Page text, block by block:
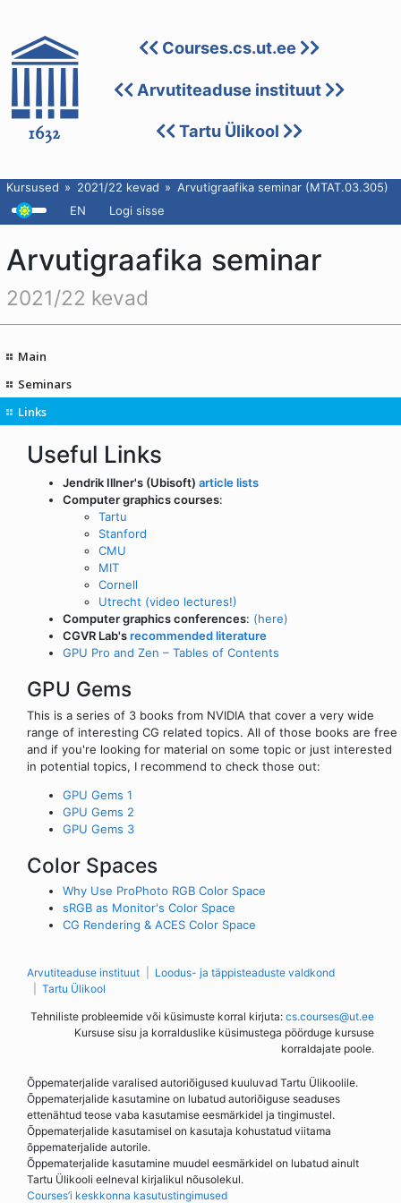
Courses.cs.ut.ee
Arvutiteaduse instituut
Tartu Ülikool
Kursused 2021/22 kevad
Arvutigraafika seminar (MTAT.03.305)
EN
Logi sisse
Arvutigraafika seminar
2021/22 kevad
Main
Seminars
Links
Useful Links
Jendrik Illner's (Ubisoft) article lists
Computer graphics courses:
Tartu
Stanford
CMU
MIT
Cornell
Utrecht (video lectures!)
Computer graphics conferences: (here)
CGVR Lab'srecommended literature
GPU Pro and Zen – Tables of Contents
GPU Gems
This is a series of 3 books from NVIDIA that cover a very wide
range of interesting CG related topics. All of those books are free
and if you're looking for material on some topic or just interested
in potential topics, I recommend to check those out:
GPU Gems 1
GPU Gems 2
GPU Gems 3
Color Spaces
Why Use ProPhoto RGB Color Space
sRGB as Monitor's Color Space
CG Rendering & ACES Color Space
Arvutiteaduse instituut
Loodus- ja täppisteaduste valdkond
Tartu Ülikool
Tehniliste probleemide või küsimuste korral kirjuta: cs.courses@ut.ee
Kursuse sisu ja korralduslike küsimustega pöörduge kursuse
korraldajate poole.
Õppematerjalide varalised autoriõigused kuuluvad Tartu Ülikoolile.
Õppematerjalide kasutamine on lubatud autoriõiguse seaduses
ettenähtud teose vaba kasutamise eesmärkidel ja tingimustel.
Õppematerjalide kasutamisel on kasutaja kohustatud viitama
õppematerjalide autorile.
Õppematerjalide kasutamine muudel eesmärkidel on lubatud ainult
Tartu Ülikooli eelneval kirjalikul nõusolekul.
Courses’i keskkonna kasutustingimused